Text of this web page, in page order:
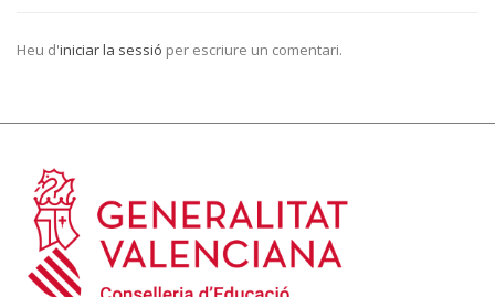
Heu d'iniciar la sessió per escriure un comentari.